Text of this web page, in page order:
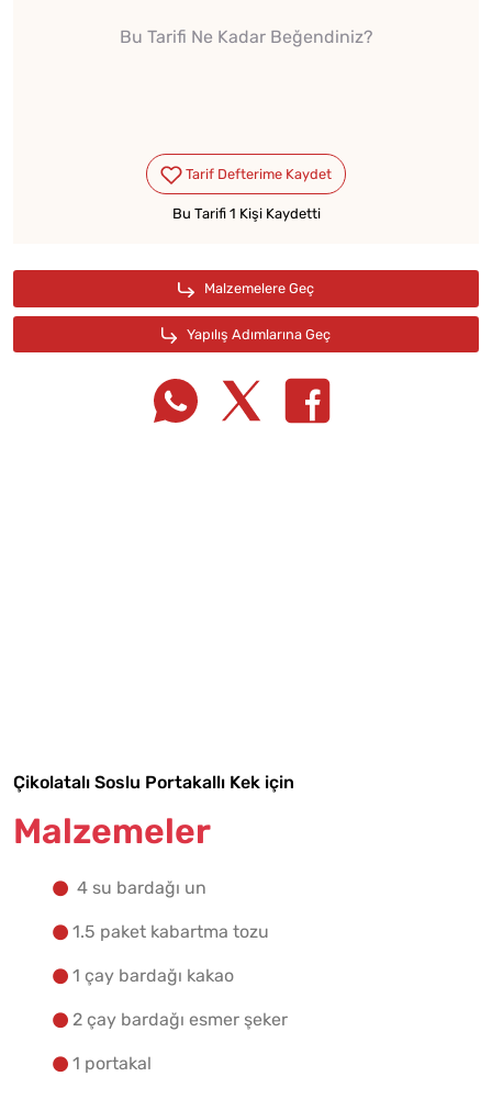
Bu Tarifi Ne Kadar Beğendiniz?
Bu Tarifi 1 Kişi Kaydetti
Çikolatalı Soslu Portakallı Kek için
Malzemeler
4 su bardağı un
1.5 paket kabartma tozu
1 çay bardağı kakao
2 çay bardağı esmer şeker
1 portakal